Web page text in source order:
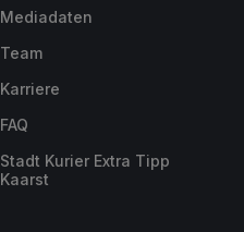
Mediadaten
Team
Karriere
FAQ
Stadt Kurier Extra Tipp
Kaarst